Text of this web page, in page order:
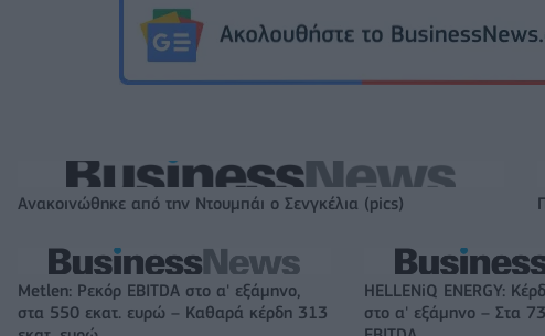
Ανακοινώθηκε από την Ντουμπάι ο Σενγκέλια (pics)
Metlen: Ρεκόρ EBITDA στο α' εξάμηνο,
στα 550 εκατ. ευρώ – Καθαρά κέρδη 313
HELLENiQ ENERGY:
στο α' εξάμηνο – Στα